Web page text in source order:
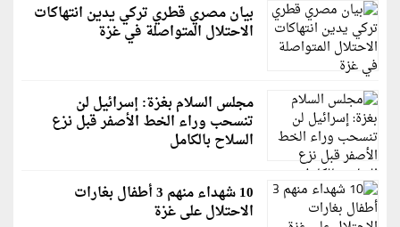
بيان مصري قطري تركي يدين انتهاكات
الاحتلال المتواصلة في غزة
مجلس السلام بغزة: إسرائيل لن
تنسحب وراء الخط الأصفر قبل نزع
السلاح بالكامل
10 شهداء منهم 3 أطفال بغارات
الاحتلال على غزة